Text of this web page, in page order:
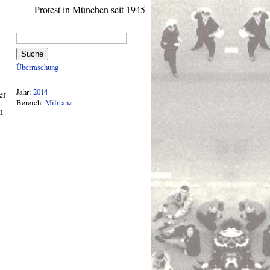
Protest in München seit 1945
Suche
Überraschung
Jahr: 2014
Bereich: Militanz